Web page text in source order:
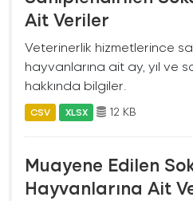
Ait Veriler
Veterinerlik hizmetlerince
hayvanlarına ait ay, yıl ve
hakkında bilgiler.
CSV XLSX 12 KB
Muayene Edilen
Hayvanlarına Ait